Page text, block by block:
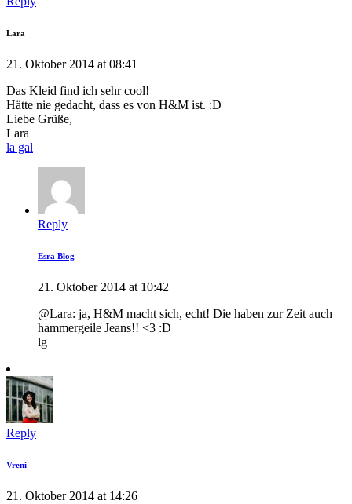
Lara
21. Oktober 2014 at 08:41
Das Kleid find ich sehr cool!
Hätte nie gedacht, dass es von H&M ist. :D
Liebe Grüße,
Lara
la gal
Reply
Esra Blog
21. Oktober 2014 at 10:42
@Lara: ja, H&M macht sich, echt! Die haben zur Zeit auch
hammergeile Jeans!! <3 :D
lg
Reply
Vreni
21. Oktober 2014 at 14:26